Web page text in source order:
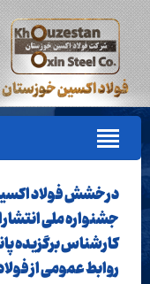
جشنواره ملی
کارشناس برگزیده
روابط عمومی از